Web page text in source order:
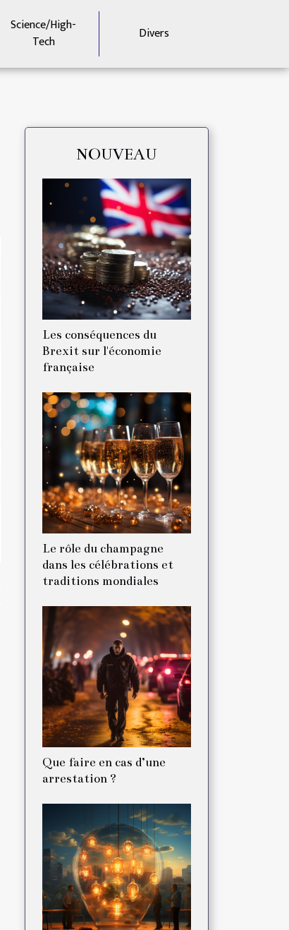
Science/High-
Tech
Divers
NOUVEAU
Les conséquences du
Brexit sur l'économie
française
Le rôle du champagne
dans les célébrations et
traditions mondiales
Que faire en cas d’une
arrestation ?